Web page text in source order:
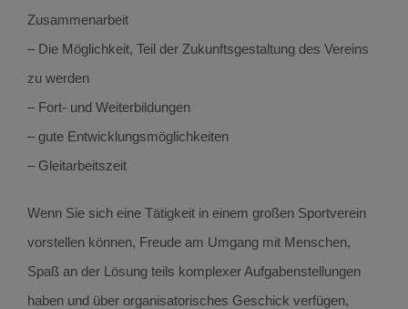
Zusammenarbeit
– Die Möglichkeit, Teil der Zukunftsgestaltung des Vereins
zu werden
– Fort- und Weiterbildungen
– gute Entwicklungsmöglichkeiten
– Gleitarbeitszeit
Wenn Sie sich eine Tätigkeit in einem großen Sportverein
vorstellen können, Freude am Umgang mit Menschen,
Spaß an der Lösung teils komplexer Aufgabenstellungen
haben und über organisatorisches Geschick verfügen,